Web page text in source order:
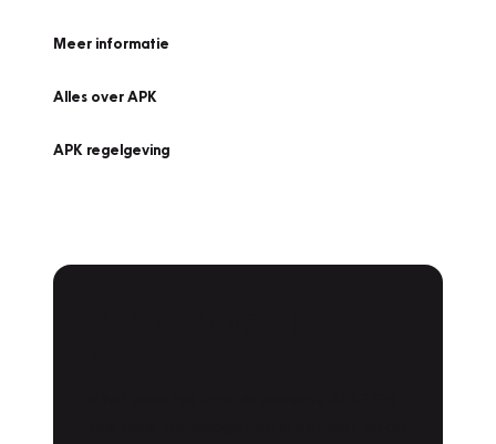
Meer informatie
Alles over APK
APK regelgeving